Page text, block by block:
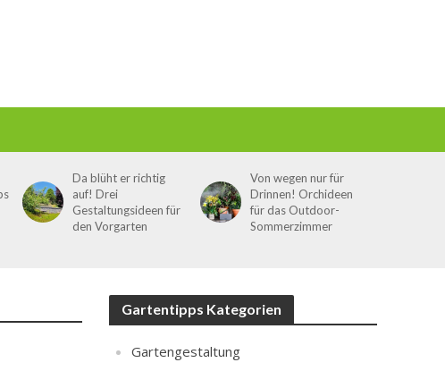
Da blüht er richtig
auf! Drei
Gestaltungsideen für
den Vorgarten
Von wegen nur für
Drinnen! Orchideen
für das Outdoor-
Sommerzimmer
Gartentipps Kategorien
Gartengestaltung